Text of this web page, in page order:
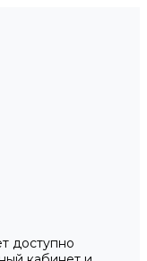
доступно